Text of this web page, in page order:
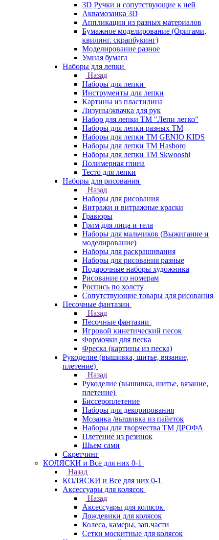
3D Ручки и сопутствующие к ней
Аквамозаика 3D
Аппликации из разных материалов
Бумажное моделирование (Оригами,
квилинг. скрапбукинг)
Моделирование разное
Умная бумага
Наборы для лепки
Назад
Наборы для лепки
Инструменты для лепки
Картины из пластилина
Лизуны/жвачка для рук
Набор для лепки ТМ "Лепи легко"
Наборы для лепки разных ТМ
Наборы для лепки ТМ GENIO KIDS
Наборы для лепки ТМ Hasboro
Наборы для лепки ТМ Skwooshi
Полимерная глина
Тесто для лепки
Наборы для рисования
Назад
Наборы для рисования
Витражи и витражные краски
Гравюры
Грим для лица и тела
Наборы для мальчиков (Выжигание и
моделирование)
Наборы для раскрашивания
Наборы для рисования разные
Подарочные наборы художника
Рисование по номерам
Роспись по холсту
Сопутствующие товары для рисования
Песочные фантазии
Назад
Песочные фантазии
Игровой кинетический песок
Формочки для песка
Фреска (картины из песка)
Рукоделие (вышивка, шитье, вязание,
плетение)
Назад
Рукоделие (вышивка, шитье, вязание,
плетение)
Биссероплетение
Наборы для декорирования
Мозаика /вышивка из пайеток
Наборы для творчества ТМ ДРОФА
Плетение из резинок
Шьем сами
Скретчинг
КОЛЯСКИ и Все для них 0-1
Назад
КОЛЯСКИ и Все для них 0-1
Аксессуары для колясок
Назад
Аксессуары для колясок
Дождевики для колясок
Колеса, камеры, зап.части
Сетки москитные для колясок